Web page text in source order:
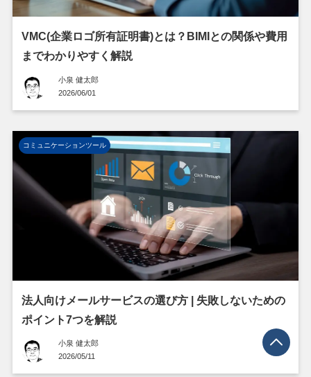
VMC(企業ロゴ所有証明書)とは？BIMIとの関係や費用
までわかりやすく解説
小泉 健太郎
2026/06/01
コミュニケーションツール
法人向けメールサービスの選び方 | 失敗しないための
ポイント7つを解説
小泉 健太郎
2026/05/11